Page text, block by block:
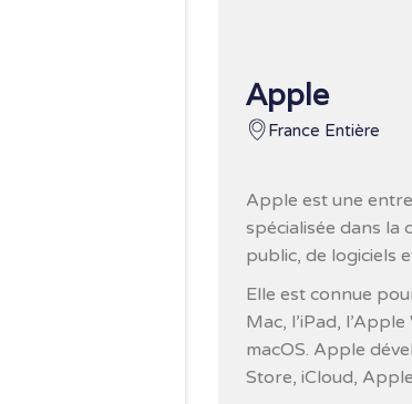
Apple
France Entière
Apple est une
spécialisée dans
public, de logiciels
Elle est connue
Mac, l’iPad,
macOS. Apple
Store, iCloud,